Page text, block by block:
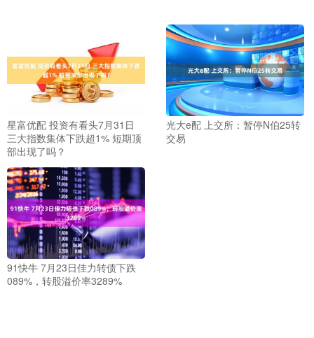
星富优配 投资有看头7月31日
三大指数集体下跌超1% 短期顶
部出现了吗？
光大e配 上交所：暂停N伯25转
交易
91快牛 7月23日佳力转债下跌
089%，转股溢价率3289%